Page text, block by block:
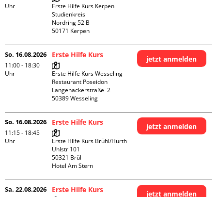
Uhr
Erste Hilfe Kurs Kerpen
Studienkreis
Nordring 52 B
So. 16.08.2026
11:00 - 18:30
Uhr
Erste Hilfe Kurs
Erste Hilfe Kurs Wesseling
Restaurant Poseidon
Langenackerstraße  2
jetzt anmelden
So. 16.08.2026
11:15 - 18:45
Uhr
Erste Hilfe Kurs
Erste Hilfe Kurs Brühl/Hürth
Uhlstr 101
50321 Brül
Hotel Am Stern
jetzt anmelden
Sa. 22.08.2026 Erste Hilfe Kurs jetzt anmelden